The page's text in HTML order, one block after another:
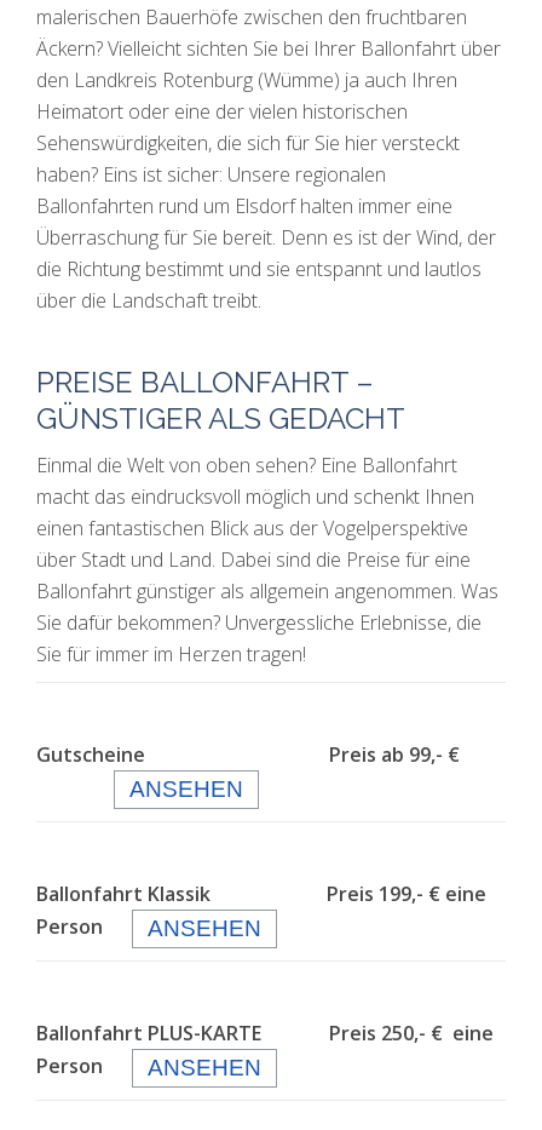
malerischen Bauerhöfe zwischen den fruchtbaren
Äckern? Vielleicht sichten Sie bei Ihrer Ballonfahrt über
den Landkreis Rotenburg (Wümme) ja auch Ihren
Heimatort oder eine der vielen historischen
Sehenswürdigkeiten, die sich für Sie hier versteckt
haben? Eins ist sicher: Unsere regionalen
Ballonfahrten rund um Elsdorf halten immer eine
Überraschung für Sie bereit. Denn es ist der Wind, der
die Richtung bestimmt und sie entspannt und lautlos
über die Landschaft treibt.
PREISE BALLONFAHRT –
GÜNSTIGER ALS GEDACHT
Einmal die Welt von oben sehen? Eine Ballonfahrt
macht das eindrucksvoll möglich und schenkt Ihnen
einen fantastischen Blick aus der Vogelperspektive
über Stadt und Land. Dabei sind die Preise für eine
Ballonfahrt günstiger als allgemein angenommen. Was
Sie dafür bekommen? Unvergessliche Erlebnisse, die
Sie für immer im Herzen tragen!
Gutscheine Preis ab 99,- €
ANSEHEN
Ballonfahrt Klassik Preis 199,- € eine
Person
ANSEHEN
Ballonfahrt PLUS-KARTE Preis 250,- € eine
Person
ANSEHEN